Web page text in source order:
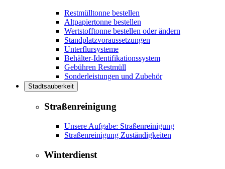
Restmülltonne bestellen
Altpapiertonne bestellen
Wertstofftonne bestellen oder ändern
Standplatzvoraussetzungen
Unterflursysteme
Behälter-Identifikationssystem
Gebühren Restmüll
Sonderleistungen und Zubehör
Stadtsauberkeit
Straßenreinigung
Unsere Aufgabe: Straßenreinigung
Straßenreinigung Zuständigkeiten
Winterdienst